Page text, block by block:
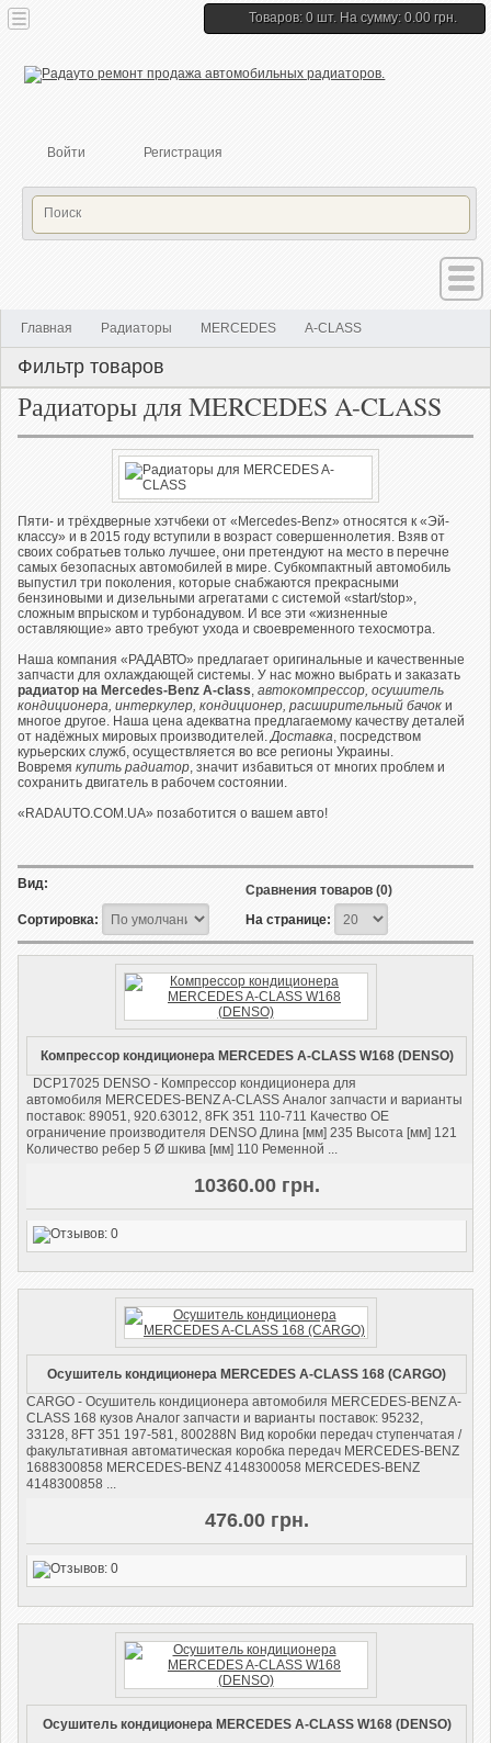
Товаров: 0 шт. На сумму: 0.00 грн.
Войти Регистрация
Главная Радиаторы MERCEDES A-CLASS
Фильтр товаров
Радиаторы для MERCEDES A-CLASS
Пяти- и трёхдверные хэтчбеки от «Mercedes-Benz» относятся к «Эй-
классу» и в 2015 году вступили в возраст совершеннолетия. Взяв от
своих собратьев только лучшее, они претендуют на место в перечне
самых безопасных автомобилей в мире. Субкомпактный автомобиль
выпустил три поколения, которые снабжаются прекрасными
бензиновыми и дизельными агрегатами с системой «start/stop»,
сложным впрыском и турбонадувом. И все эти «жизненные
оставляющие» авто требуют ухода и своевременного техосмотра.
Наша компания «РАДАВТО» предлагает оригинальные и качественные
запчасти для охлаждающей системы. У нас можно выбрать и заказать
радиатор на Mercedes-Benz A-class, автокомпрессор, осушитель
кондиционера, интеркулер, кондиционер, расширительный бачок и
многое другое. Наша цена адекватна предлагаемому качеству деталей
от надёжных мировых производителей.Доставка, посредством
курьерских служб, осуществляется во все регионы Украины.
Вовремя купить радиатор, значит избавиться от многих проблем и
сохранить двигатель в рабочем состоянии.
«RADAUTO.COM.UA» позаботится о вашем авто!
Вид:
Сравнения товаров (0)
На странице:
Сортировка:
Компрессор кондиционера MERCEDES A-CLASS W168 (DENSO)
DCP17025 DENSO - Компрессор кондиционера для
автомобиля MERCEDES-BENZ A-CLASS Аналог запчасти и варианты
поставок: 89051, 920.63012, 8FK 351 110-711 Качество OE
ограничение производителя DENSO Длина [мм] 235 Высота [мм] 121
Количество ребер 5 Ø шкива [мм] 110 Ременной ...
10360.00 грн.
Осушитель кондиционера MERCEDES A-CLASS 168 (CARGO)
CARGO - Осушитель кондиционера автомобиля MERCEDES-BENZ A-
CLASS 168 кузов Аналог запчасти и варианты поставок: 95232,
33128, 8FT 351 197-581, 800288N Вид коробки передач ступенчатая /
факультативная автоматическая коробка передач MERCEDES-BENZ
1688300858 MERCEDES-BENZ 4148300058 MERCEDES-BENZ
4148300858 ...
476.00 грн.
Осушитель кондиционера MERCEDES A-CLASS W168 (DENSO)